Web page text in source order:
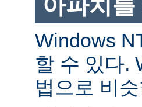
Windows
할 수 있다.
법으로 비